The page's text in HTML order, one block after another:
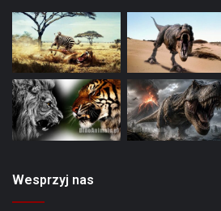
Wesprzyj nas